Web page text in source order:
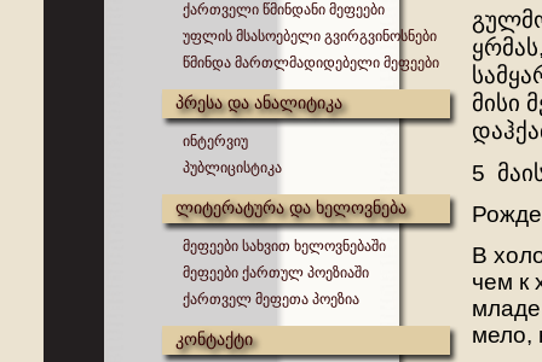
ქართველი წმინდანი მეფეები
უფლის მსასოებელი გვირგვინოსნები
წმინდა მართლმადიდებელი მეფეები
პრესა და ანალიტიკა
ინტერვიუ
პუბლიცისტიკა
ლიტერატურა და ხელოვნება
მეფეები სახვით ხელოვნებაში
მეფეები ქართულ პოეზიაში
ქართველ მეფეთა პოეზია
კონტაქტი
მისი
5
В
чем к
мело,